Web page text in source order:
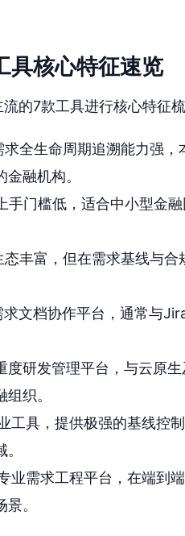
具核心特征速览
的7款工具进行核心特征
求全生命周期追溯能力强
融机构。
手门槛低，适合中小型金
丰富，但在需求基线与
求文档协作平台，通常与
度研发管理平台，与云原
织。
工具，提供极强的基线控
业需求工程平台，在端到
。